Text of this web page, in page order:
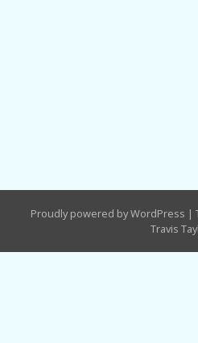
Proudly powered by WordPress |
Travis